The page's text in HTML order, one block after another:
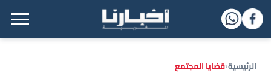
القائمة الرئيسية
الرئيسية‹قضايا المجتمع